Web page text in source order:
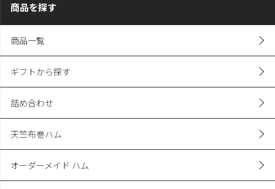
商品を探す
商品一覧
ギフトから探す
詰め合わせ
天竺布巻ハム
オーダーメイド ハム